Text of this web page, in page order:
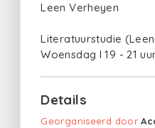
Leen Verheyen
Literatuurstudie
Woensdag I 19 - 21
Details
Georganiseerd door